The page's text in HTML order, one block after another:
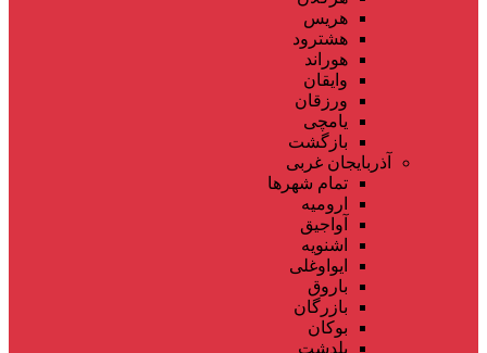
هریس
هشترود
هوراند
وایقان
ورزقان
یامچی
بازگشت
آذربایجان غربی
تمام شهر‌ها
ارومیه
آواجیق
اشنویه
ایواوغلی
باروق
بازرگان
بوکان
پلدشت